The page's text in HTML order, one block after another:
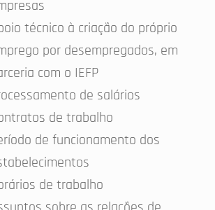
técnico à criação do próprio
por desempregados, em
com o IEFP
de salários
de trabalho
de funcionamento dos
de trabalho